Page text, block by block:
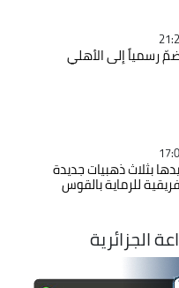
رسمياً إلى الأهلي
بثلاث ذهبيات جديدة
للرماية بالقوس